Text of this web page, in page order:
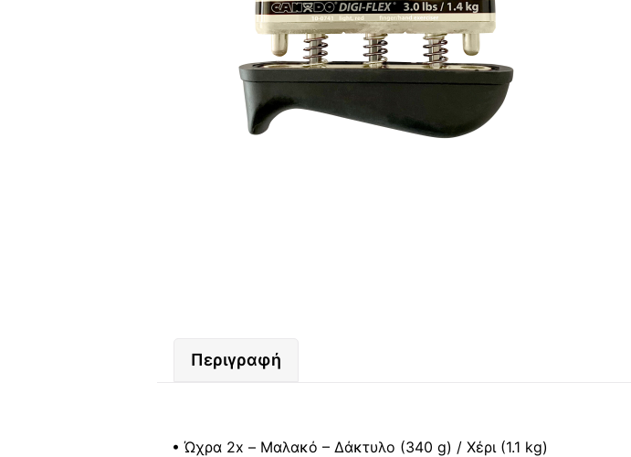
Περιγραφή
• Ώχρα 2x – Μαλακό – Δάκτυλο (340 g) / Χέρι (1.1 kg)